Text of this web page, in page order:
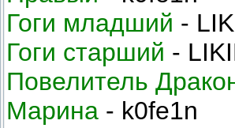
Гоги младший -
Гоги старший -
Повелитель
Марина - k0fe1n